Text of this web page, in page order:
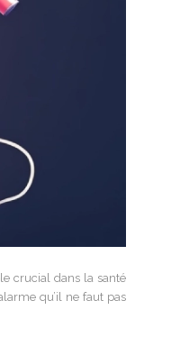
crucial dans la santé
qu’il ne faut pas